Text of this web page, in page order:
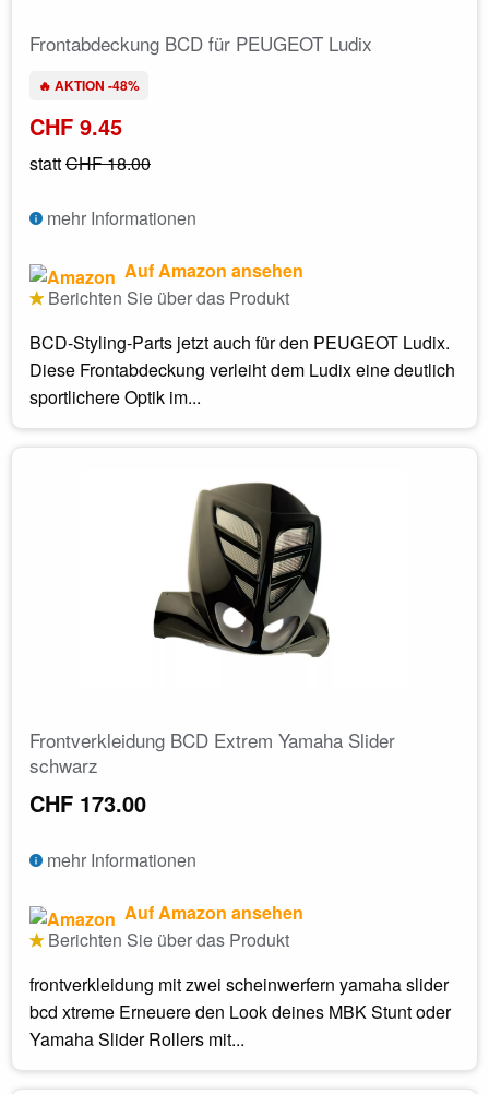
Frontabdeckung BCD für PEUGEOT Ludix
🔥 AKTION -48%
CHF 9.45
stattCHF 18.00
mehr Informationen
Auf Amazon ansehen
Berichten Sie über das Produkt
BCD-Styling-Parts jetzt auch für den PEUGEOT Ludix.
Diese Frontabdeckung verleiht dem Ludix eine deutlich
sportlichere Optik im...
Frontverkleidung BCD Extrem Yamaha Slider
schwarz
CHF 173.00
mehr Informationen
Auf Amazon ansehen
Berichten Sie über das Produkt
frontverkleidung mit zwei scheinwerfern yamaha slider
bcd xtreme Erneuere den Look deines MBK Stunt oder
Yamaha Slider Rollers mit...